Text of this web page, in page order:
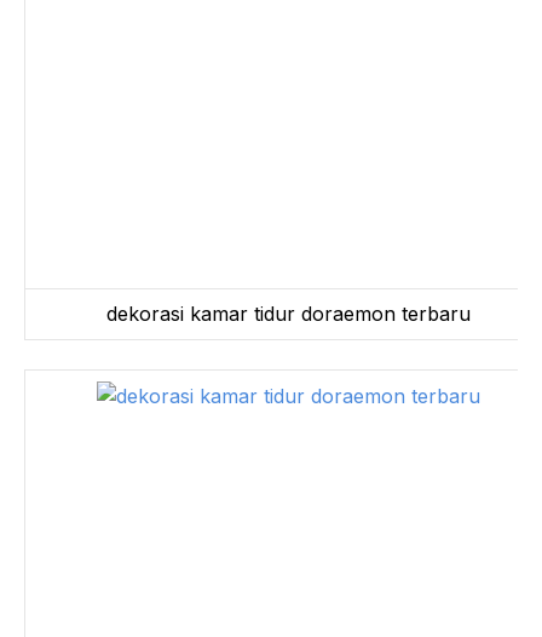
dekorasi kamar tidur doraemon terbaru